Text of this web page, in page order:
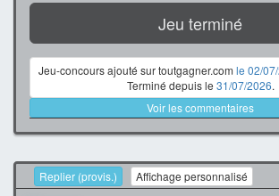
Jeu terminé
Jeu-concours ajouté sur toutgagner.com le 02/
Terminé depuis le 31/07/2026.
Voir les commentaires
Replier (provis.) Affichage personnalisé